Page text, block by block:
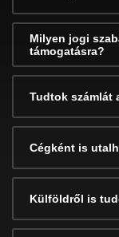
Milyen jogi
támogatásra?
Tudtok számlát
Cégként is
Külföldről is